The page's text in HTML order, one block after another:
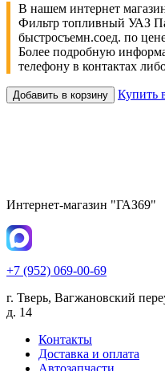
В нашем интернет
Фильтр топливный УАЗ
быстросъемн.соед. по
Более подробную
телефону в контактах
Добавить в корзину Купить
Интернет-магазин "ГАЗ69"
+7 (952) 069-00-69
г. Тверь, Вагжановский
д. 14
Контакты
Доставка и оплата
Автозапчасти